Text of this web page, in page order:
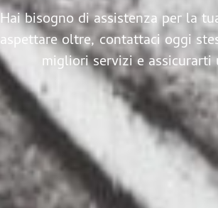
Hai bisogno di assistenza per la
aspettare oltre, contattaci oggi
migliori servizi e